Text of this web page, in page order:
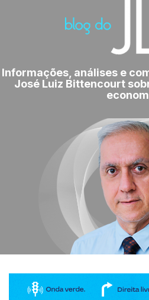
Informações, análises e
José Luiz Bittencourt